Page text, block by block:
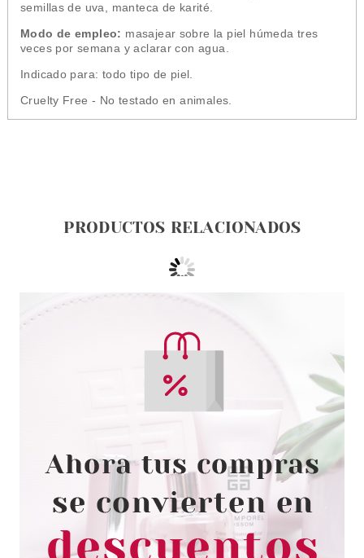
semillas de uva, manteca de karité.
Modo de empleo: masajear sobre la piel húmeda tres
veces por semana y aclarar con agua.
Indicado para: todo tipo de piel.
Cruelty Free - No testado en animales.
PRODUCTOS RELACIONADOS
BABARIA
BABARIA FLUIDO HIDRATANTE
ANTIMANCHAS SPF 20 50 ML
desde
5.55€